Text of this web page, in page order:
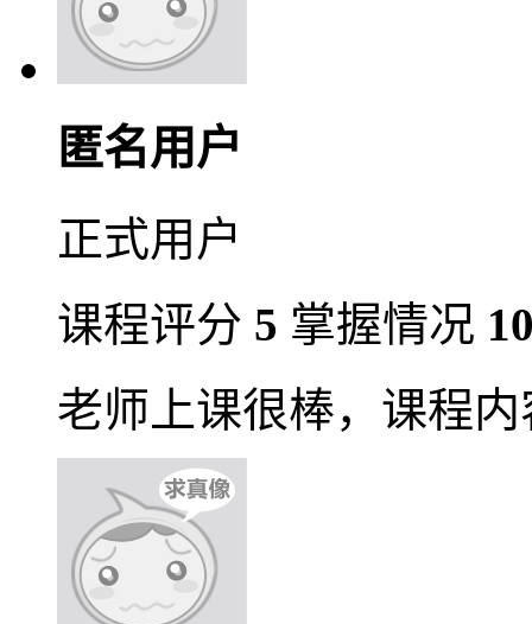
匿名用户
正式用户
课程评分 5 掌握情况
老师上课很棒，课程